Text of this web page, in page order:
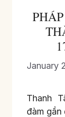
January
Thanh
đàm gần